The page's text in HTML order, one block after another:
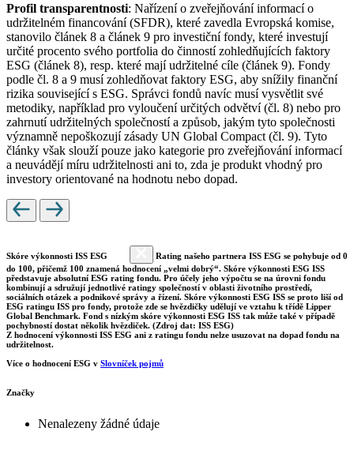
Profil transparentnosti: Nařízení o zveřejňování informací o
udržitelném financování (SFDR), které zavedla Evropská komise,
stanovilo článek 8 a článek 9 pro investiční fondy, které investují
určité procento svého portfolia do činností zohledňujících faktory
ESG (článek 8), resp. které mají udržitelné cíle (článek 9). Fondy
podle čl. 8 a 9 musí zohledňovat faktory ESG, aby snížily finanční
rizika související s ESG. Správci fondů navíc musí vysvětlit své
metodiky, například pro vyloučení určitých odvětví (čl. 8) nebo pro
zahrnutí udržitelných společností a způsob, jakým tyto společnosti
významně nepoškozují zásady UN Global Compact (čl. 9). Tyto
články však slouží pouze jako kategorie pro zveřejňování informací
a neuvádějí míru udržitelnosti ani to, zda je produkt vhodný pro
investory orientované na hodnotu nebo dopad.
Skóre výkonnosti ISS ESG
Rating našeho partnera ISS ESG se pohybuje od 0
do 100, přičemž 100 znamená hodnocení „velmi dobrý“. Skóre výkonnosti ESG ISS
představuje absolutní ESG rating fondu. Pro účely jeho výpočtu se na úrovni fondu
kombinují a sdružují jednotlivé ratingy společností v oblasti životního prostředí,
sociálních otázek a podnikové správy a řízení. Skóre výkonnosti ESG ISS se proto liší od
ESG ratingu ISS pro fondy, protože zde se hvězdičky udělují ve vztahu k třídě Lipper
Global Benchmark. Fond s nízkým skóre výkonnosti ESG ISS tak může také v případě
pochybností dostat několik hvězdiček. (Zdroj dat: ISS ESG)
Z hodnocení výkonnosti ISS ESG ani z ratingu fondu nelze usuzovat na dopad fondu na
udržitelnost.
Více o hodnocení ESG v Slovníček pojmů
Značky
Nenalezeny žádné údaje